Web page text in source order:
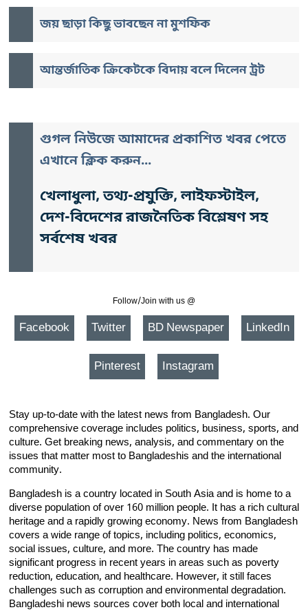
জয় ছাড়া কিছু ভাবছেন না মুশফিক
আন্তর্জাতিক ক্রিকেটকে বিদায় বলে দিলেন ট্রট
গুগল নিউজে আমাদের প্রকাশিত খবর পেতে
এখানে ক্লিক করুন...
খেলাধুলা, তথ্য-প্রযুক্তি, লাইফস্টাইল,
দেশ-বিদেশের রাজনৈতিক বিশ্লেষণ সহ
সর্বশেষ খবর
Follow/Join with us @
Facebook Twitter BD Newspaper LinkedIn
Pinterest Instagram
Stay up-to-date with the latest news from Bangladesh. Our
comprehensive coverage includes politics, business, sports, and
culture. Get breaking news, analysis, and commentary on the
issues that matter most to Bangladeshis and the international
community.
Bangladesh is a country located in South Asia and is home to a
diverse population of over 160 million people. It has a rich cultural
heritage and a rapidly growing economy. News from Bangladesh
covers a wide range of topics, including politics, economics,
social issues, culture, and more. The country has made
significant progress in recent years in areas such as poverty
reduction, education, and healthcare. However, it still faces
challenges such as corruption and environmental degradation.
Bangladeshi news sources cover both local and international